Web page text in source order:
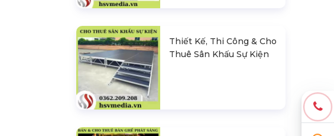
Thiết Kế, Thi Công & Cho
Thuê Sân Khấu Sự Kiện